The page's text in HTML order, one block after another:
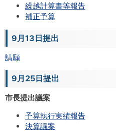
繰越計算書等報告
補正予算
9月13日提出
請願
9月25日提出
市長提出議案
予算執行実績報告
決算議案